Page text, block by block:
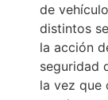
de
distintos
la acción
seguridad
la vez que